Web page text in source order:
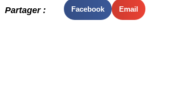
Partager : Facebook Email